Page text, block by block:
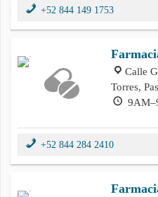
+52 844 149 1753
Calle
Torres,
+52 844 284 2410